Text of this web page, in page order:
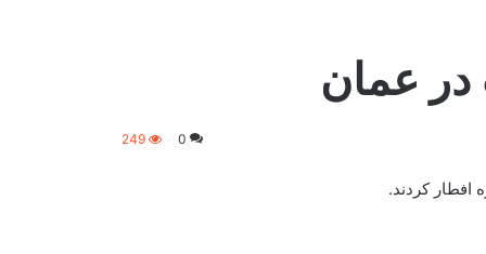
عمان
0
249
افطار کردند.